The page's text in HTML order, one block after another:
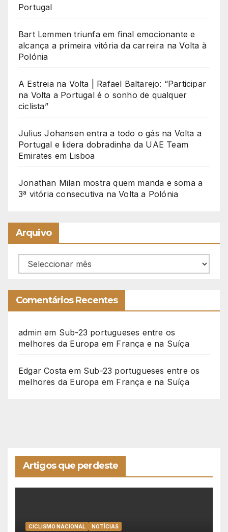
Portugal
Bart Lemmen triunfa em final emocionante e
alcança a primeira vitória da carreira na Volta à
Polónia
A Estreia na Volta | Rafael Baltarejo: “Participar
na Volta a Portugal é o sonho de qualquer
ciclista”
Julius Johansen entra a todo o gás na Volta a
Portugal e lidera dobradinha da UAE Team
Emirates em Lisboa
Jonathan Milan mostra quem manda e soma a
3ª vitória consecutiva na Volta a Polónia
Arquivo
Arquivo
Comentários Recentes
admin em Sub-23 portugueses entre os
melhores da Europa em França e na Suíça
Edgar Costa em Sub-23 portugueses entre os
melhores da Europa em França e na Suíça
Artigos que perdeste
CICLISMO NACIONAL NOTÍCIAS